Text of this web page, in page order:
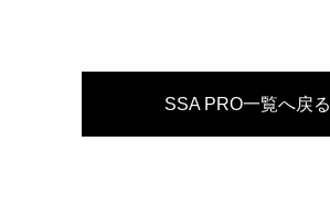
SSA PRO一覧へ戻る